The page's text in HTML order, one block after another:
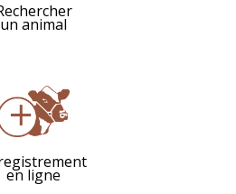
un animal
en ligne